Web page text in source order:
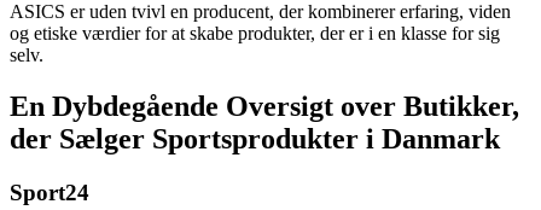
ASICS er uden tvivl en producent, der kombinerer erfaring, viden
og etiske værdier for at skabe produkter, der er i en klasse for sig
selv.
En Dybdegående Oversigt over Butikker,
der Sælger Sportsprodukter i Danmark
Sport24